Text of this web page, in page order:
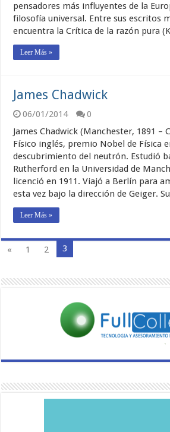
pensadores más influyentes de la
filosofía universal. Entre sus escritos
encuentra la Crítica de la razón pura
Leer Más »
James Chadwick
06/01/2014
0
James Chadwick (Manchester, 1891 –
Físico inglés, premio Nobel de Física
descubrimiento del neutrón. Estudió
Rutherford en la Universidad de
licenció en 1911. Viajó a Berlín para
esta vez bajo la dirección de Geiger.
Leer Más »
« 1 2 3